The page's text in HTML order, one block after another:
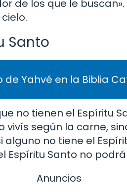
de los que le
Santo
Yahvé en la Biblia
no tienen el Espíritu
vivís según la carne,
no tiene el
Espíritu Santo no
Anuncios